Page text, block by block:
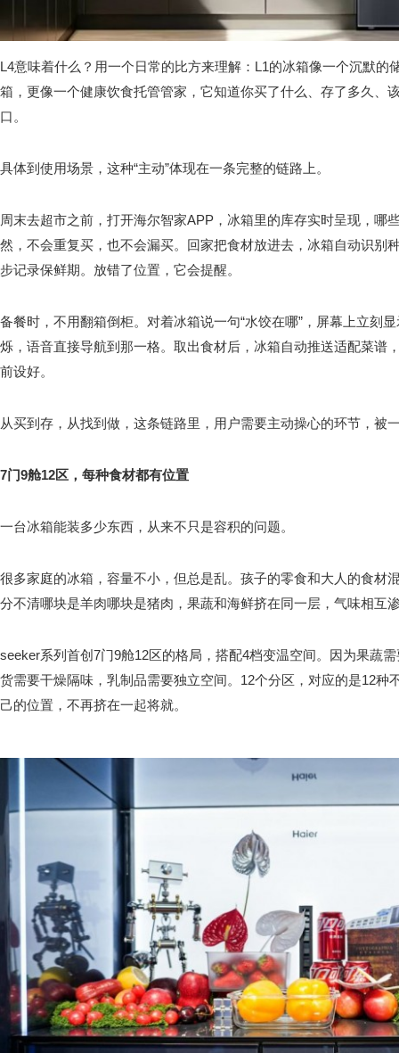
L4意味着什么？用一个日常的比方来理解：L1的冰箱像一个沉默的
箱，更像一个健康饮食托管管家，它知道你买了什么、存了多久、
口。
具体到使用场景，这种“主动”体现在一条完整的链路上。
周末去超市之前，打开海尔智家APP，冰箱里的库存实时呈现，哪
然，不会重复买，也不会漏买。回家把食材放进去，冰箱自动识别
步记录保鲜期。放错了位置，它会提醒。
备餐时，不用翻箱倒柜。对着冰箱说一句“水饺在哪”，屏幕上立刻
烁，语音直接导航到那一格。取出食材后，冰箱自动推送适配菜谱
前设好。
从买到存，从找到做，这条链路里，用户需要主动操心的环节，被
7门9舱12区，每种食材都有位置
一台冰箱能装多少东西，从来不只是容积的问题。
很多家庭的冰箱，容量不小，但总是乱。孩子的零食和大人的食材
分不清哪块是羊肉哪块是猪肉，果蔬和海鲜挤在同一层，气味相互
seeker系列首创7门9舱12区的格局，搭配4档变温空间。因为果蔬
货需要干燥隔味，乳制品需要独立空间。12个分区，对应的是12种
己的位置，不再挤在一起将就。